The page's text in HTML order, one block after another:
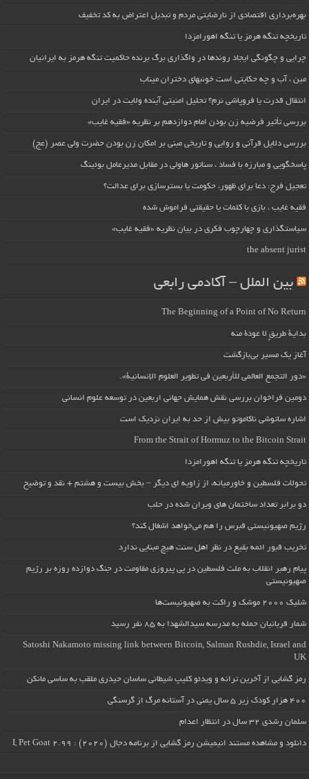
بهره‌برداری اقتصادی از نارضایتی مردم و تبدیل اعتراض به کد تخفیف
تاریخچه تنگه هرمز یا تنگه اهورامزدا
چرایی و چگونگی ایجاد روندها در واگذاری برگ برنده حاکمیت تنگه هرمز به ایرانیان
مین ، آب و چه حکایتی است خونبهای دختران میناب
انتقال قدرت یا فروپاشی نرم؟ تحلیل امنیتی آینده ولایت در ایران
بررسی تأثیر فرضیه زن بودن امام دوازدهم بر نظریه «فقیه غایب»
بررسی دلایل قرآنی و روایی و تاریخی مبنی بر امکان زن بودن حضرت ولی عصر (عج)
پاسخگویی و مبارزه با فساد ، سناتور هاولی در مقابل مدیرعامل بوئینگ
تعجیل فرج: دعا برای ظهور، حکومت یا بسترسازی برای عدالت؟
فقیه غایب ، بازی با کلمات یا حقیقتی فراموش شده
سیاستگذاری و چهارچوب فکری در بیان نظریه «فقیه غایب»
the absent jurist
بین الملل – آکادمی رابعی
The Beginning of a Point of No Return
بداية طريقٍ لا عودة منه
آغاز یک مسیر بی‌بازگشت
«دور التجمع العالمي للأربعين في تطوير العلوم الإنسانية».
دومین فراخوان بررسی نقش همایش جهانی اربعین در توسعه علوم انسانی
اشاره ساتوشی ناکاموتو بیش از حد به ایران نزدیک است
From the Strait of Hormuz to the Bitcoin Strait
تاریخچه تنگه هرمز یا تنگه اهورامزدا
تحولات فلسطین و خاورمیانه، از زاویه ای دیگر – بخش بیست و هشتم + نقد و توضیح
دو برابر تعداد ساختمان های ویران شده در حلب
رژیم صهیونیستی قبرس را هم می‌خواهد اشغال کند؟
تخریب قبور ائمه بقیع در نظر اهل سنت هیچ مبنایی ندارد
پیام رهبر انقلاب به ملت فلسطین در پی پیروزی مقاومت در جنگ دوازده روزه بر رژیم
صهیونیستی
شلیک ۲۰۰۰ موشک و راکت به صهیونیست‌ها
شمار قربانیان حمله به مدرسه سیدالشهدا به ۸۵ نفر رسید
Satoshi Nakamoto missing link between Bitcoin, Salman Rushdie, Israel and
UK
رمز گشایی از آخرین ترانه و ویدئو کلیپ شیطانی ساسان حیدری ملقب به ساسی مانکن
۴۰۰ هزار کودک زیر ۵ سال یمنی در آستانه مرگ از گرسنگی
سلمان رشدی ۳۲ سال در انتظار اعدام
دانلود و مشاهده مستند انیمیشن رمز گشایی از برنامه دجال (۲۰۲۰) : I, Pet Goat 2.99